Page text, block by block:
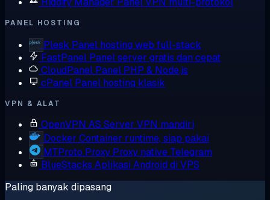
PANEL HOSTING
Plesk Panel hosting web full-stack
FastPanel Panel server gratis dan cepat
CloudPanel Panel PHP & Node.js
cPanel Panel hosting klasik
VPN & ALAT
OpenVPN AS Server VPN mandiri
Docker Container runtime, siap pakai
MTProto Proxy Proxy native Telegram
BlueStacks Aplikasi Android di VPS
Paling banyak dipasang